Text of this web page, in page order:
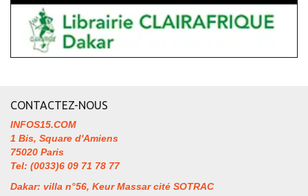
CONTACTEZ-NOUS
INFOS15.COM
1 Bis, Square d'Amiens
75020 Paris
Tel: (0033)6 09 71 78 77
Dakar: villa n°56, Keur Massar cité SOTRAC